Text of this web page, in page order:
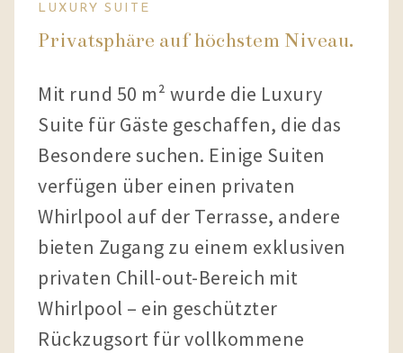
LUXURY SUITE
Privatsphäre auf höchstem Niveau.
Mit rund 50 m² wurde die Luxury
Suite für Gäste geschaffen, die das
Besondere suchen. Einige Suiten
verfügen über einen privaten
Whirlpool auf der Terrasse, andere
bieten Zugang zu einem exklusiven
privaten Chill-out-Bereich mit
Whirlpool – ein geschützter
Rückzugsort für vollkommene